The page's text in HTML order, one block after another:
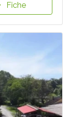
Fiche